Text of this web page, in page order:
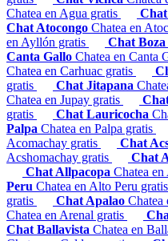
Chatea en Agua gratis
Chat Atocongo Chatea en
en Ayllón gratis
Chat Boza
Canta Gallo Chatea en Canta
Chatea en Carhuac gratis
gratis
Chat Jitapana
Chatea en Jupay gratis
gratis
Chat Lauricocha
Palpa Chatea en Palpa gratis
Acomachay gratis
Chat
Acshomachay gratis
Chat
Chat Allpacopa Chatea
Peru Chatea en Alto Peru gratis
gratis
Chat Apalao Chatea
Chatea en Arenal gratis
Chat Ballavista Chatea en